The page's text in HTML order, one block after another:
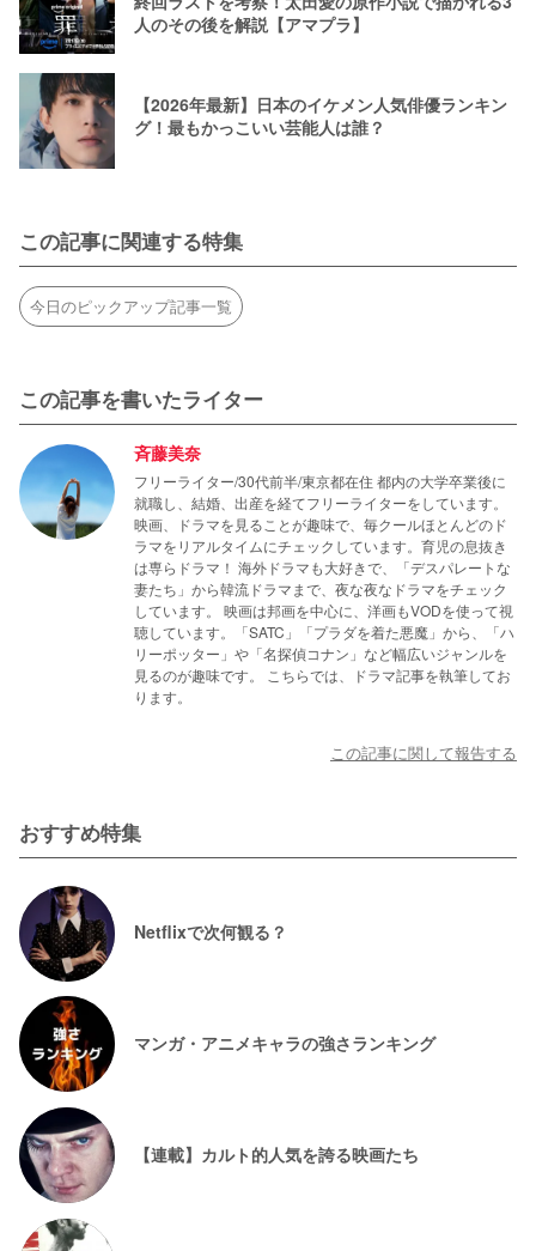
人のその後を解説【アマプラ】
【2026年最新】日本のイケメン人気俳優ランキン
グ！最もかっこいい芸能人は誰？
この記事に関連する特集
今日のピックアップ記事一覧
この記事を書いたライター
斉藤美奈
フリーライター/30代前半/東京都在住 都内の大学卒業後に
就職し、結婚、出産を経てフリーライターをしています。
映画、ドラマを見ることが趣味で、毎クールほとんどのド
ラマをリアルタイムにチェックしています。育児の息抜き
は専らドラマ！ 海外ドラマも大好きで、「デスパレートな
妻たち」から韓流ドラマまで、夜な夜なドラマをチェック
しています。 映画は邦画を中心に、洋画もVODを使って視
聴しています。「SATC」「プラダを着た悪魔」から、「ハ
リーポッター」や「名探偵コナン」など幅広いジャンルを
見るのが趣味です。 こちらでは、ドラマ記事を執筆してお
ります。
この記事に関して報告する
おすすめ特集
Netflixで次何観る？
マンガ・アニメキャラの強さランキング
【連載】カルト的人気を誇る映画たち